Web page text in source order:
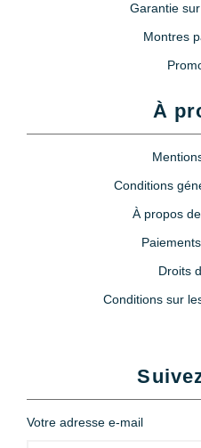
Garantie
Montres
À
Conditions
À propos
Droits
Conditions sur
Votre adresse e-mail